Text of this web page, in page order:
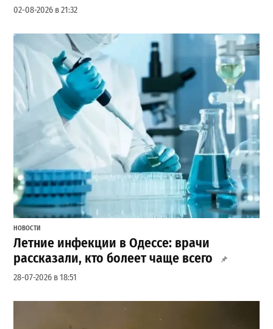
02-08-2026 в 21:32
НОВОСТИ
Летние инфекции в Одессе: врачи
рассказали, кто болеет чаще всего
28-07-2026 в 18:51